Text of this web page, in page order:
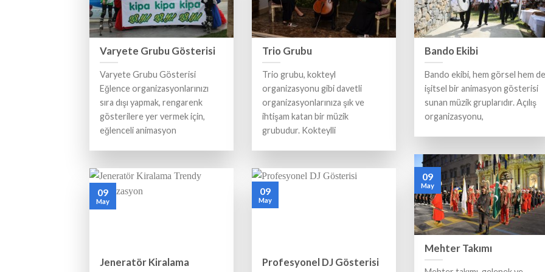
Varyete Grubu Gösterisi
Varyete Grubu Gösterisi
Eğlence organizasyonlarınızı
sıra dışı yapmak, rengarenk
gösterilere yer vermek için,
eğlenceli animasyon
Trio Grubu
Trio grubu, kokteyl
organizasyonu gibi davetli
organizasyonlarınıza şık ve
ihtişam katan bir müzik
grubudur. Kokteylli
Bando Ekibi
Bando ekibi, hem görsel hem
işitsel bir animasyon gösterisi
sunan müzik gruplarıdır. Açılış
organizasyonu,
Mehter Takımı
09
May
Jeneratör Kiralama
09
May
Profesyonel DJ Gösterisi
09
May